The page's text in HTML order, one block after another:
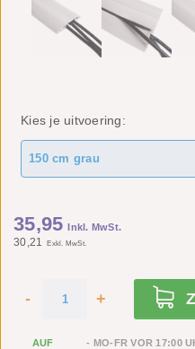
Kies je uitvoering:
150 cm grau
35,95 Inkl. MwSt.
30,21 Exkl. MwSt.
- +
AUF
- MO-FR VOR 17:00